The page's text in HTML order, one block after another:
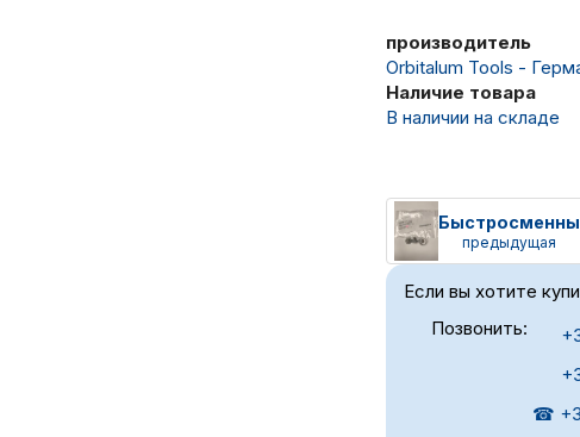
производитель
Orbitalum Tools -
Наличие товара
В наличии на складе
предыдущая
Если вы хотите
Позвонить:
☎